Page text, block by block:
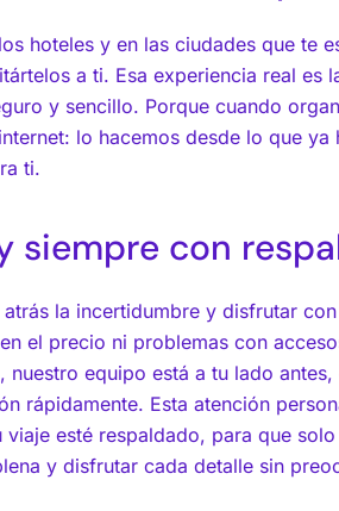
hoteles y en las ciudades que te
a ti. Esa experiencia real es
y sencillo. Porque cuando
lo hacemos desde lo que
ti.
siempre con
la incertidumbre y disfrutar
el precio ni problemas con
equipo está a tu lado
rápidamente. Esta atención
esté respaldado, para que
y disfrutar cada detalle sin